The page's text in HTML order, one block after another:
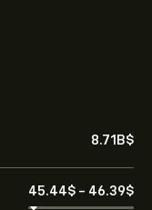
8.71B‎$‎
45.44‎$‎ - 46.39‎$‎